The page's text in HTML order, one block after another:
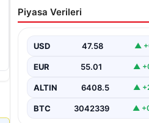
Dış Mekan Yaşam